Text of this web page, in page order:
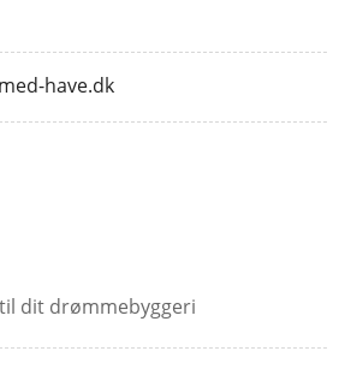
have.dk
dit drømmebyggeri